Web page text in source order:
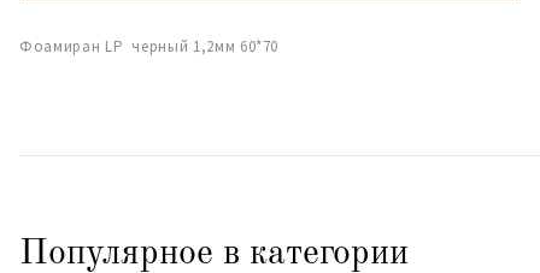
Фоамиран LP черный 1,2мм 60*70
Популярное в категории